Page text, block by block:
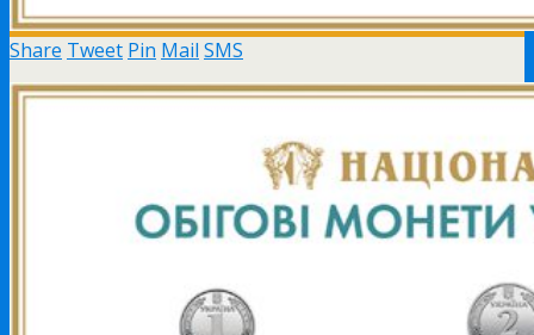
Share Tweet Pin Mail SMS